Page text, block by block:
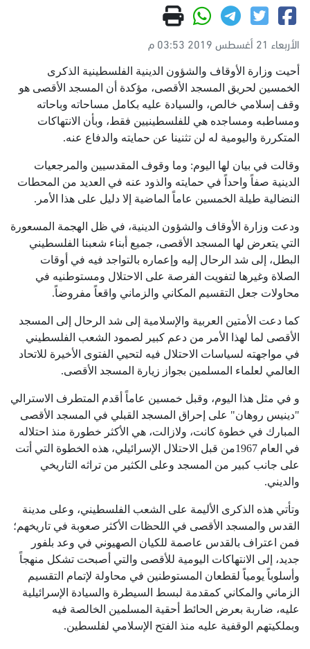
الأربعاء 21 أغسطس 2019 03:53 م
أحيت وزارة الأوقاف والشؤون الدينية الفلسطينية الذكرى
الخمسين لحريق المسجد الأقصى، مؤكدة أن المسجد الأقصى هو
وقف إسلامي خالص، والسيادة عليه بكامل مساحاته وباحاته
ومساطبه ومساجده هي للفلسطينيين فقط، وبأن الانتهاكات
المتكررة واليومية له لن تثنينا عن حمايته والدفاع عنه.
وقالت في بيان لها اليوم: وما وقوف المقدسيين والمرجعيات
الدينية صفاً واحداً في حمايته والذود عنه في العديد من المحطات
النضالية طيلة الخمسين عاماً الماضية إلا دليل على هذا الأمر.
ودعت وزارة الأوقاف والشؤون الدينية، في ظل الهجمة المسعورة
التي يتعرض لها المسجد الأقصى، جميع أبناء شعبنا الفلسطيني
البطل، إلى شد الرحال إليه وإعماره بالتواجد فيه في أوقات
الصلاة وغيرها لتفويت الفرصة على الاحتلال ومستوطنيه في
محاولات جعل التقسيم المكاني والزماني واقعاً مفروضاً.
كما دعت الأمتين العربية والإسلامية إلى شد الرحال إلى المسجد
الأقصى لما لهذا الأمر من دعم كبير لصمود الشعب الفلسطيني
في مواجهته لسياسات الاحتلال فيه لتحيي الفتوى الأخيرة للاتحاد
العالمي لعلماء المسلمين بجواز زيارة المسجد الأقصى.
و في مثل هذا اليوم، وقبل خمسين عاماً أقدم المتطرف الاسترالي
"دينيس روهان" على إحراق المسجد القبلي في المسجد الأقصى
المبارك في خطوة كانت، ولازالت، هي الأكثر خطورة منذ احتلاله
في العام 1967من قبل الاحتلال الإسرائيلي، هذه الخطوة التي أتت
على جانب كبير من المسجد وعلى الكثير من تراثه التاريخي
والديني.
وتأتي هذه الذكرى الأليمة على الشعب الفلسطيني، وعلى مدينة
القدس والمسجد الأقصى في اللحظات الأكثر صعوبة في تاريخهم؛
فمن اعتراف بالقدس عاصمة للكيان الصهيوني في وعد بلفور
جديد، إلى الانتهاكات اليومية للأقصى والتي أصبحت تشكل منهجاً
وأسلوباً يومياً لقطعان المستوطنين في محاولة لإتمام التقسيم
الزماني والمكاني كمقدمة لبسط السيطرة والسيادة الإسرائيلية
عليه، ضاربة بعرض الحائط أحقية المسلمين الخالصة فيه
وبملكيتهم الوقفية عليه منذ الفتح الإسلامي لفلسطين.